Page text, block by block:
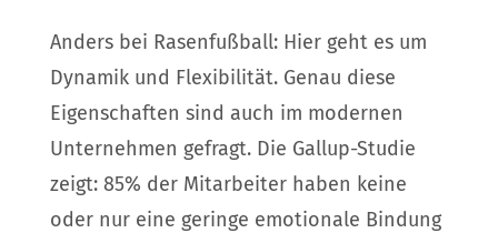
Anders bei Rasenfußball: Hier geht es um
Dynamik und Flexibilität. Genau diese
Eigenschaften sind auch im modernen
Unternehmen gefragt. Die Gallup-Studie
zeigt: 85% der Mitarbeiter haben keine
oder nur eine geringe emotionale Bindung